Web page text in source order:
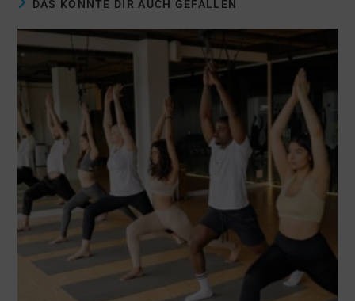
DAS KÖNNTE DIR AUCH GEFALLEN